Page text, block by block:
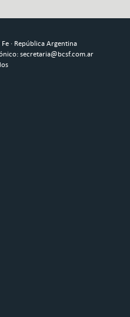
· República Argentina
secretaria@bcsf.com.ar